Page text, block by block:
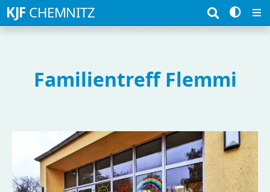
KJF CHEMNITZ Suchbegriffe
Familientreff Flemmi